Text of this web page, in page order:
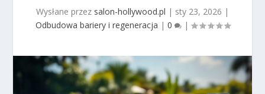
Wysłane przez salon-hollywood.pl | sty 23, 2026 |
Odbudowa bariery i regeneracja | 0 |